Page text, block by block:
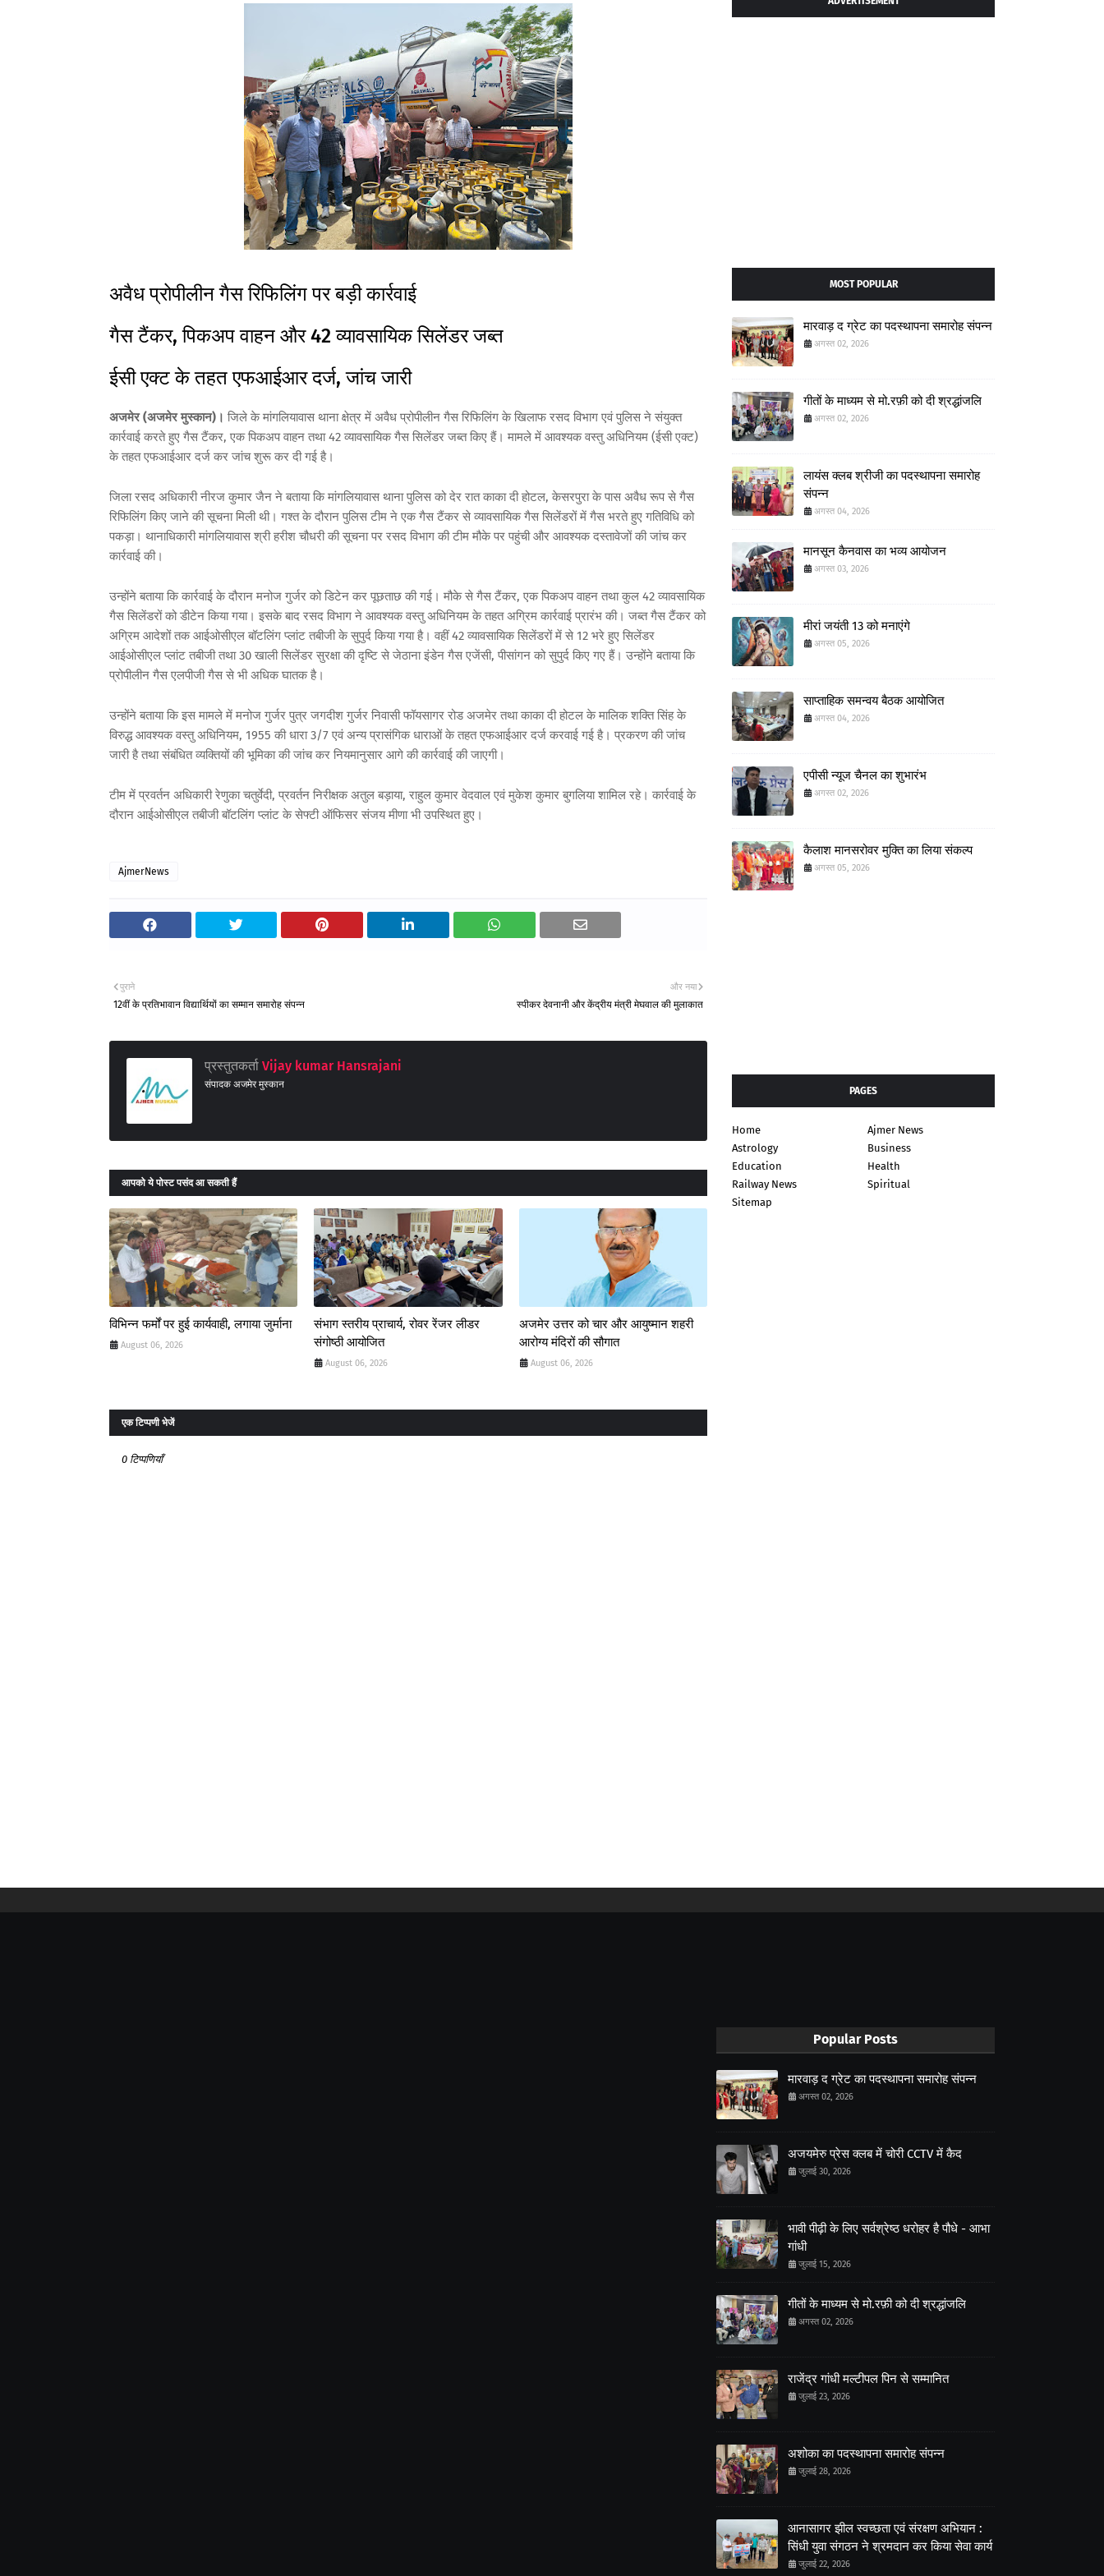
अवैध प्रोपीलीन गैस रिफिलिंग पर बड़ी कार्रवाई
गैस टैंकर, पिकअप वाहन और 42 व्यावसायिक सिलेंडर जब्त
ईसी एक्ट के तहत एफआईआर दर्ज, जांच जारी
अजमेर (अजमेर मुस्कान)। जिले के मांगलियावास थाना क्षेत्र में अवैध प्रोपीलीन गैस रिफिलिंग के खिलाफ रसद विभाग एवं पुलिस ने संयुक्त
कार्रवाई करते हुए गैस टैंकर, एक पिकअप वाहन तथा 42 व्यावसायिक गैस सिलेंडर जब्त किए हैं। मामले में आवश्यक वस्तु अधिनियम (ईसी एक्ट)
के तहत एफआईआर दर्ज कर जांच शुरू कर दी गई है।
जिला रसद अधिकारी नीरज कुमार जैन ने बताया कि मांगलियावास थाना पुलिस को देर रात काका दी होटल, केसरपुरा के पास अवैध रूप से गैस
रिफिलिंग किए जाने की सूचना मिली थी। गश्त के दौरान पुलिस टीम ने एक गैस टैंकर से व्यावसायिक गैस सिलेंडरों में गैस भरते हुए गतिविधि को
पकड़ा। थानाधिकारी मांगलियावास श्री हरीश चौधरी की सूचना पर रसद विभाग की टीम मौके पर पहुंची और आवश्यक दस्तावेजों की जांच कर
कार्रवाई की।
उन्होंने बताया कि कार्रवाई के दौरान मनोज गुर्जर को डिटेन कर पूछताछ की गई। मौके से गैस टैंकर, एक पिकअप वाहन तथा कुल 42 व्यावसायिक
गैस सिलेंडरों को डीटेन किया गया। इसके बाद रसद विभाग ने आवश्यक वस्तु अधिनियम के तहत अग्रिम कार्रवाई प्रारंभ की। जब्त गैस टैंकर को
अग्रिम आदेशों तक आईओसीएल बॉटलिंग प्लांट तबीजी के सुपुर्द किया गया है। वहीं 42 व्यावसायिक सिलेंडरों में से 12 भरे हुए सिलेंडर
आईओसीएल प्लांट तबीजी तथा 30 खाली सिलेंडर सुरक्षा की दृष्टि से जेठाना इंडेन गैस एजेंसी, पीसांगन को सुपुर्द किए गए हैं। उन्होंने बताया कि
प्रोपीलीन गैस एलपीजी गैस से भी अधिक घातक है।
उन्होंने बताया कि इस मामले में मनोज गुर्जर पुत्र जगदीश गुर्जर निवासी फॉयसागर रोड अजमेर तथा काका दी होटल के मालिक शक्ति सिंह के
विरुद्ध आवश्यक वस्तु अधिनियम, 1955 की धारा 3/7 एवं अन्य प्रासंगिक धाराओं के तहत एफआईआर दर्ज करवाई गई है। प्रकरण की जांच
जारी है तथा संबंधित व्यक्तियों की भूमिका की जांच कर नियमानुसार आगे की कार्रवाई की जाएगी।
टीम में प्रवर्तन अधिकारी रेणुका चतुर्वेदी, प्रवर्तन निरीक्षक अतुल बड़ाया, राहुल कुमार वेदवाल एवं मुकेश कुमार बुगलिया शामिल रहे। कार्रवाई के
दौरान आईओसीएल तबीजी बॉटलिंग प्लांट के सेफ्टी ऑफिसर संजय मीणा भी उपस्थित हुए।
AjmerNews
और नया
स्पीकर देवनानी और केंद्रीय मंत्री मेघवाल की मुलाकात
पुराने
12वीं के प्रतिभावान विद्यार्थियों का सम्मान समारोह संपन्न
प्रस्तुतकर्ता Vijay kumar Hansrajani
संपादक अजमेर मुस्कान
आपको ये पोस्ट पसंद आ सकती हैं
विभिन्न फर्मों पर हुई कार्यवाही, लगाया जुर्माना
August 06, 2026
संभाग स्तरीय प्राचार्य, रोवर रेंजर लीडर
संगोष्ठी आयोजित
August 06, 2026
अजमेर उत्तर को चार और आयुष्मान शहरी
आरोग्य मंदिरों की सौगात
August 06, 2026
एक टिप्पणी भेजें
0 टिप्पणियाँ
MOST POPULAR
मारवाड़ द ग्रेट का पदस्थापना समारोह संपन्न
अगस्त 02, 2026
गीतों के माध्यम से मो.रफ़ी को दी श्रद्धांजलि
अगस्त 02, 2026
लायंस क्लब श्रीजी का पदस्थापना समारोह
संपन्न
अगस्त 04, 2026
मानसून कैनवास का भव्य आयोजन
अगस्त 03, 2026
मीरां जयंती 13 को मनाएंगे
अगस्त 05, 2026
साप्ताहिक समन्वय बैठक आयोजित
अगस्त 04, 2026
एपीसी न्यूज चैनल का शुभारंभ
अगस्त 02, 2026
कैलाश मानसरोवर मुक्ति का लिया संकल्प
अगस्त 05, 2026
PAGES
Home
Ajmer News
Astrology
Business
Education
Health
Railway News
Spiritual
Sitemap
Popular Posts
मारवाड़ द ग्रेट का पदस्थापना समारोह संपन्न
अगस्त 02, 2026
अजयमेरु प्रेस क्लब में चोरी CCTV में कैद
जुलाई 30, 2026
भावी पीढ़ी के लिए सर्वश्रेष्ठ धरोहर है पौधे - आभा
गांधी
जुलाई 15, 2026
गीतों के माध्यम से मो.रफ़ी को दी श्रद्धांजलि
अगस्त 02, 2026
राजेंद्र गांधी मल्टीपल पिन से सम्मानित
जुलाई 23, 2026
अशोका का पदस्थापना समारोह संपन्न
जुलाई 28, 2026
आनासागर झील स्वच्छता एवं संरक्षण अभियान :
सिंधी युवा संगठन ने श्रमदान कर किया सेवा कार्य
जुलाई 22, 2026